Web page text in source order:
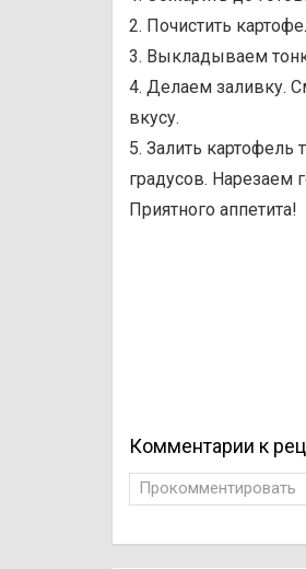
2. Почистить
3. Выкладываем
4. Делаем заливку.
вкусу.
5. Залить картофель
градусов. Нарезаем
Приятного аппетита!
Комментарии к
Прокомментировать